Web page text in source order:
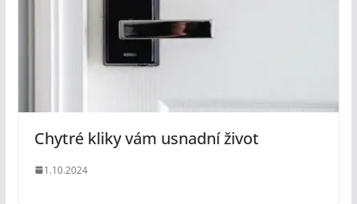
Chytré kliky vám usnadní život
1.10.2024